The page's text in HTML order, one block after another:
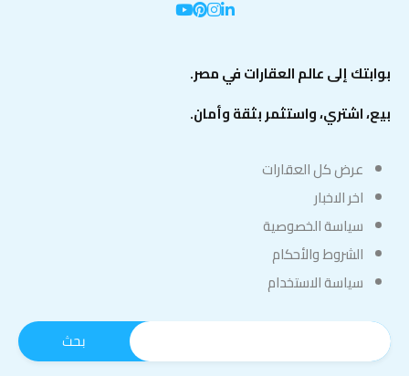
بوابتك إلى عالم العقارات في مصر.
بيع، اشتري، واستثمر بثقة وأمان.
عرض كل العقارات
اخر الاخبار
سياسة الخصوصية
الشروط والأحكام
سياسة الاستخدام